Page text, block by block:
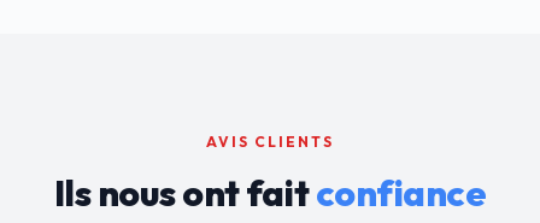
AVIS CLIENTS
Ils nous ont faitconfiance